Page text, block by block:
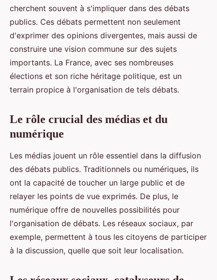
cherchent souvent à s'impliquer dans des débats
publics. Ces débats permettent non seulement
d'exprimer des opinions divergentes, mais aussi de
construire une vision commune sur des sujets
importants. La France, avec ses nombreuses
élections et son riche héritage politique, est un
terrain propice à l'organisation de tels débats.
Le rôle crucial des médias et du
numérique
Les médias jouent un rôle essentiel dans la diffusion
des débats publics. Traditionnels ou numériques, ils
ont la capacité de toucher un large public et de
relayer les points de vue exprimés. De plus, le
numérique offre de nouvelles possibilités pour
l'organisation de débats. Les réseaux sociaux, par
exemple, permettent à tous les citoyens de participer
à la discussion, quelle que soit leur localisation.